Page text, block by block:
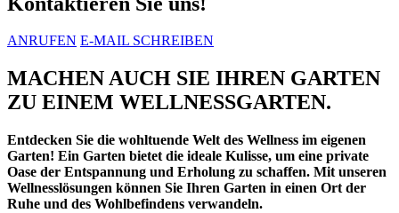
ANRUFEN E-MAIL SCHREIBEN
MACHEN AUCH SIE IHREN GARTEN
ZU EINEM WELLNESSGARTEN.
Entdecken Sie die wohltuende Welt des Wellness im eigenen
Garten! Ein Garten bietet die ideale Kulisse, um eine private
Oase der Entspannung und Erholung zu schaffen. Mit unseren
Wellnesslösungen können Sie Ihren Garten in einen Ort der
Ruhe und des Wohlbefindens verwandeln.